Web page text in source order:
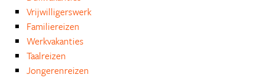
Vrijwilligerswerk
Familiereizen
Werkvakanties
Taalreizen
Jongerenreizen